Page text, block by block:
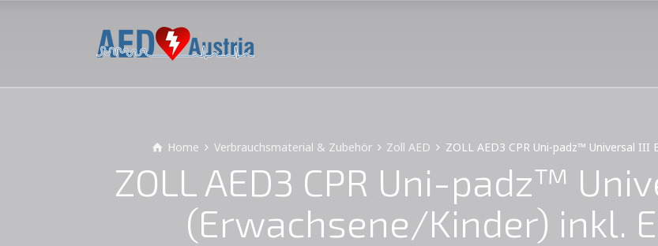
Home Verbrauchsmaterial & Zubehör Zoll AED ZOLL AED3 CPR Uni-padz™ Universal
ZOLL AED3 CPR Uni-padz™
(Erwachsene/Kinder) inkl.